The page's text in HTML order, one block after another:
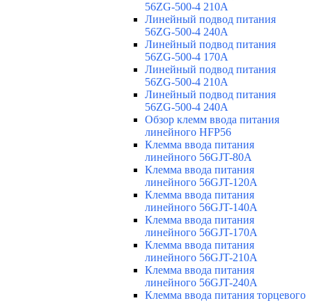
56ZG-500-4 210A
Линейный подвод питания
56ZG-500-4 240A
Линейный подвод питания
56ZG-500-4 170A
Линейный подвод питания
56ZG-500-4 210A
Линейный подвод питания
56ZG-500-4 240A
Обзор клемм ввода питания
линейного HFP56
Клемма ввода питания
линейного 56GJT-80A
Клемма ввода питания
линейного 56GJT-120A
Клемма ввода питания
линейного 56GJT-140A
Клемма ввода питания
линейного 56GJT-170A
Клемма ввода питания
линейного 56GJT-210A
Клемма ввода питания
линейного 56GJT-240A
Клемма ввода питания торцевого